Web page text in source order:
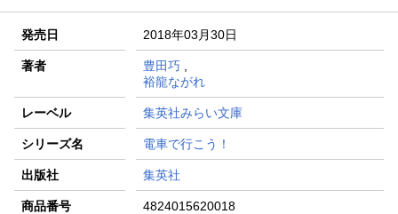
発売日 2018年03月30日
著者 豊田巧,
裕龍ながれ
レーベル 集英社みらい文庫
シリーズ名 電車で行こう！
出版社 集英社
商品番号 4824015620018